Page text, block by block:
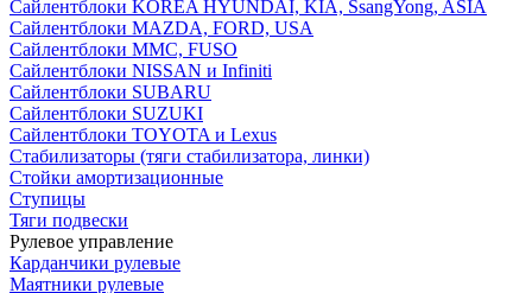
Сайлентблоки KOREA HYUNDAI, KIA, SsangYong, ASIA
Сайлентблоки MAZDA, FORD, USA
Сайлентблоки MMC, FUSO
Сайлентблоки NISSAN и Infiniti
Сайлентблоки SUBARU
Сайлентблоки SUZUKI
Сайлентблоки TOYOTA и Lexus
Стабилизаторы (тяги стабилизатора, линки)
Стойки амортизационные
Ступицы
Тяги подвески
Рулевое управление
Карданчики рулевые
Маятники рулевые